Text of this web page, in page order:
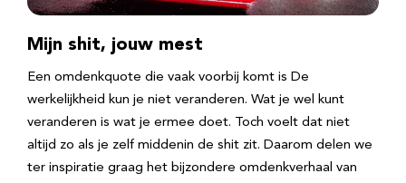
Mijn shit, jouw mest
Een omdenkquote die vaak voorbij komt is De
werkelijkheid kun je niet veranderen. Wat je wel kunt
veranderen is wat je ermee doet. Toch voelt dat niet
altijd zo als je zelf middenin de shit zit. Daarom delen we
ter inspiratie graag het bijzondere omdenkverhaal van